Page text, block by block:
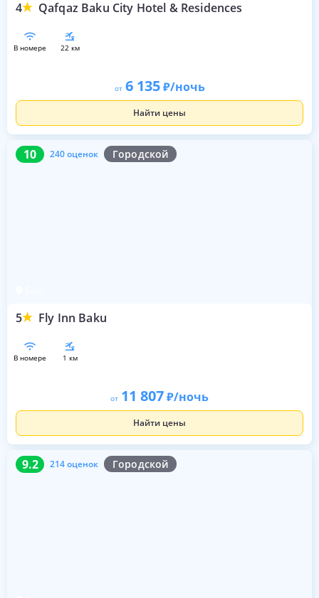
4 Qafqaz Baku City Hotel & Residences
в номере 22 км
от 6 135 /ночь
Найти цены
10 240 оценок Городской
5 Fly Inn Baku
10 240 оценок
в номере 1 км
от 11 807 /ночь
Найти цены
9.2 214 оценок Городской
9.2 214 оценок